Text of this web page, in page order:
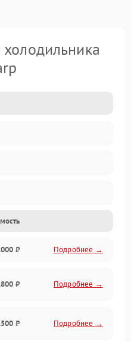
₽ Подробнее →
₽ Подробнее →
₽ Подробнее →